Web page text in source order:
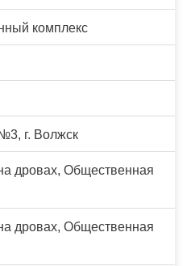
комплекс
г. Волжск
дровах, Общественная
дровах, Общественная